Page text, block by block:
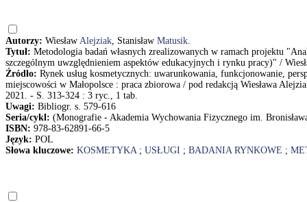
Autorzy: Wiesław Alejziak, Stanisław Matusik.
Tytuł: Metodologia badań własnych zrealizowanych w ramach projektu
szczególnym uwzględnieniem aspektów edukacyjnych i rynku pracy)" /
Źródło: Rynek usług kosmetycznych: uwarunkowania, funkcjonowanie,
miejscowości w Małopolsce : praca zbiorowa / pod redakcją Wiesława
2021. - S. 313-324 : 3 ryc., 1 tab.
Uwagi: Bibliogr. s. 579-616
Seria/cykl: (Monografie - Akademia Wychowania Fizycznego im.
ISBN: 978-83-62891-66-5
Język: POL
Słowa kluczowe: KOSMETYKA; USŁUGI ; BADANIA RYNKOWE ;